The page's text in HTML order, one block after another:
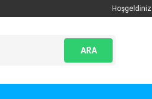
Hoşgeldiniz
ARA